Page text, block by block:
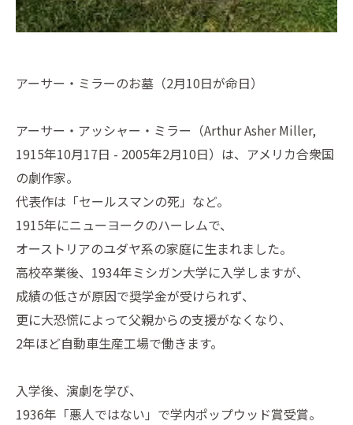
アーサー・ミラーのお墓（2月10日が命日）
アーサー・アッシャー・ミラー（Arthur Asher Miller,
1915年10月17日 - 2005年2月10日）は、アメリカ合衆国
の劇作家。
代表作は「セールスマンの死」など。
1915年にニューヨークのハーレムで、
オーストリアのユダヤ系の家庭に生まれました。
高校卒業後、1934年ミシガン大学に入学しますが、
成績の低さが原因で奨学金が受けられず、
更に大恐慌によって父親からの支援がなくなり、
2年ほど自動車生産工場で働きます。
入学後、演劇を学び、
1936年「悪人ではない」で学内ポップウッド賞受賞。